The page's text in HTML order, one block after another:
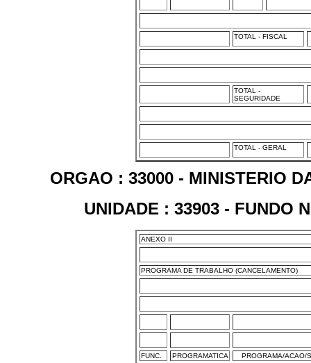
TOTAL - FISCAL
TOTAL -
SEGURIDADE
TOTAL - GERAL
ORGAO : 33000 - MINISTERIO
UNIDADE : 33903 - FUNDO
ANEXO II
PROGRAMA DE TRABALHO (CANCELAMENTO)
FUNC. PROGRAMATICA PROGRAMA/ACAO/